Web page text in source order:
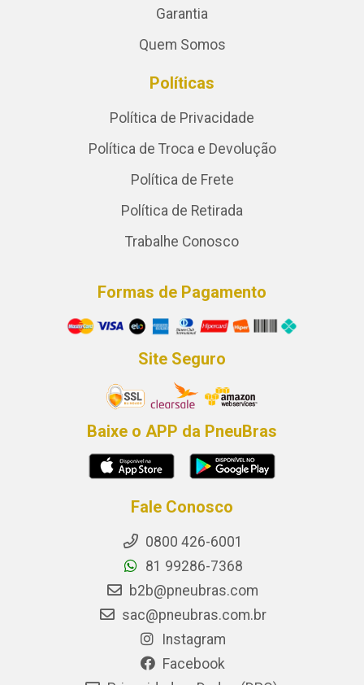
Garantia
Quem Somos
Políticas
Política de Privacidade
Política de Troca e Devolução
Política de Frete
Política de Retirada
Trabalhe Conosco
Formas de Pagamento
Site Seguro
Baixe o APP da PneuBras
Fale Conosco
0800 426-6001
81 99286-7368
b2b@pneubras.com
sac@pneubras.com.br
Instagram
Facebook